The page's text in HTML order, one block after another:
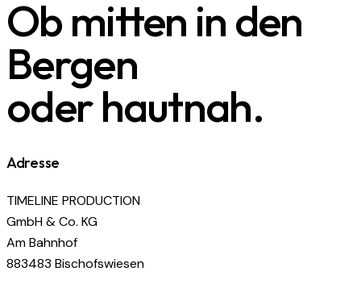
Ob mitten in den
Bergen
oder hautnah.
Adresse
TIMELINE PRODUCTION
GmbH & Co. KG
Am Bahnhof
883483 Bischofswiesen